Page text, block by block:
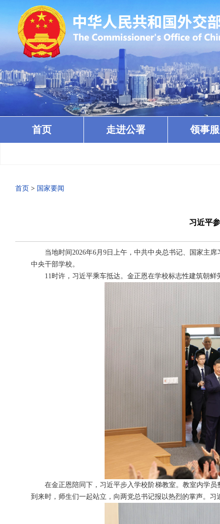
首页 走进公署 领事
首页 > 国家要闻
习近平
当地时间2026年6月9日上午，中共中央总书记、国家主
中央干部学校。
11时许，习近平乘车抵达。金正恩在学校标志性建筑朝
在金正恩陪同下，习近平步入学校阶梯教室。教室内学
到来时，师生们一起站立，向两党总书记报以热烈的掌声。